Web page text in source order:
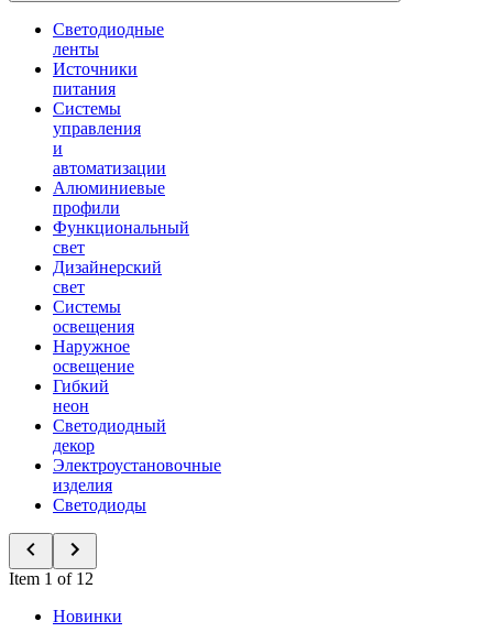
Светодиодные
ленты
Источники
питания
Системы
управления
и
автоматизации
Алюминиевые
профили
Функциональный
свет
Дизайнерский
свет
Системы
освещения
Наружное
освещение
Гибкий
неон
Светодиодный
декор
Электроустановочные
изделия
Светодиоды
Item 1 of 12
Новинки